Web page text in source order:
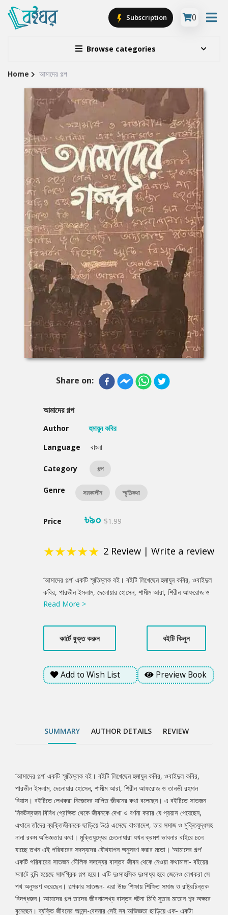
Browse categories
Subscription 0
Site
Breadcrumb
Home আমাদের গল্প
Share on:
আমাদের গল্প
Author
হুমায়ুন কবির
Language
বাংলা
Category গল্প
Genre সমকালীন স্মৃতিকথা
Price ৳৯০ $1.99
★★★★★ 2 Review | Write a review
Product
Summery
‘আমাদের গল্প’ একটি স্মৃতিমূলক বই। বইটি লিখেছেন হুমাযুন কবির, ওবাইদুল
কবির, পারভীন ইসলাম, দেলোয়ার হোসেন, শামীম আরা, শিরীন আফরোজ ও
তানভী রহমান বিয়াস। বইটিতে লেখকরা নিজেদের যাপিত জীবনের কথা
ও বর্ণনা করার যে প্রয়াস পেয়েছেন, এখানে তাঁদের ব্যক্তিজীবনকে ছাড়িয়ে উঠে
এসেছে বাংলাদেশ, তার সমাজ ও মুক্তিযুদ্ধসহ নানা রকম অভিজ্ঞতার কথা।
মুক্তিযুদ্ধের চেতনাধারা যখন ক্রমশ ভাবনার বাইরে চলে যাচ্ছে তখন এই
পরিবারের সদস্যদের যৌথযাপন অনুসরণ করার মতো। ‘আমাদের গল্প’ একটি
পরিবারের সাতজন মৌলিক সদস্যের বাস্তব জীবন থেকে নেওয়া কথামালা-
বাস্তব ঘটনা মিহি সুতার মতোন শব্দ অক্ষরে বুনেছেন। ব্যক্তি জীবনের আনন্দ-
পরিবারের যে গল্পগুলো জমে ওঠে, তার সাথে যে কেউ একীভূত হয়ে যেতে বাধ্য।
কারণ অবধারিতভাবে সেখানে যেমন উঠে আসে শৈশবের স্বপ্ন আর আনন্দময়
দিন, তেমনি থাকে বার্ধক্যের ভার আর স্বজন হারানোর হাহাকার। থাকে
জীবনযুদ্ধ, প্রেম, পূর্ণতা- অপূর্ণতার নানাবিধ জটিলতা। ই-বুকের এবং ছোটো
আকারে প্রকাশ করার স্বার্থে বইটিতে শুধু হুমায়ুন কবিরের এগারোটি গল্প প্রকাশ
করা হলো। ভবিষ্যতে পুরো বইটি পুনঃপ্রকাশ করার আগ্রহ আছে আমাদের।
Read More >
কার্টে যুক্ত করুন বইটি কিনুন
Add to Wish List Preview Book
SUMMARY AUTHOR DETAILS REVIEW
Tab
Article
‘আমাদের গল্প’ একটি স্মৃতিমূলক বই। বইটি লিখেছেন হুমাযুন কবির, ওবাইদুল কবির,
পারভীন ইসলাম, দেলোয়ার হোসেন, শামীম আরা, শিরীন আফরোজ ও তানভী রহমান
বিয়াস। বইটিতে লেখকরা নিজেদের যাপিত জীবনের কথা বলেছেন। এ বইটিতে সাতজন
নিকটস্বজন বিবিধ প্রেক্ষিত থেকে জীবনকে দেখা ও বর্ণনা করার যে প্রয়াস পেয়েছেন,
এখানে তাঁদের ব্যক্তিজীবনকে ছাড়িয়ে উঠে এসেছে বাংলাদেশ, তার সমাজ ও মুক্তিযুদ্ধসহ
নানা রকম অভিজ্ঞতার কথা। মুক্তিযুদ্ধের চেতনাধারা যখন ক্রমশ ভাবনার বাইরে চলে
যাচ্ছে তখন এই পরিবারের সদস্যদের যৌথযাপন অনুসরণ করার মতো। ‘আমাদের গল্প’
একটি পরিবারের সাতজন মৌলিক সদস্যের বাস্তব জীবন থেকে নেওয়া কথামালা- বইয়ের
মলাটে বন্দি হয়েছে সামগ্রিক গল্প হয়ে। এটি দুঃসাহসিক দুঃসাধ্য হবে জেনেও লেখকরা সে
পথ অনুসরণ করেছেন। গল্পকার সাতজন- এরা উচ্চ শিক্ষায় শিক্ষিত সমাজ ও রাষ্ট্রচিন্তক
বিদগ্ধজন। আমাদের গল্প তাদের জীবনালেখ্য বাস্তব ঘটনা মিহি সুতার মতোন শব্দ অক্ষরে
বুনেছেন। ব্যক্তি জীবনের আনন্দ-বেদনার সেই সব অভিজ্ঞতা ছাড়িয়ে এক- একটা